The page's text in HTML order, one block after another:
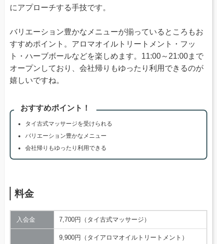
にアプローチする手技です。
バリエーション豊かなメニューが揃っているところもお
すすめポイント。アロマオイルトリートメント・フッ
ト・ハーブボールなどを楽しめます。11:00～21:00まで
オープンしており、会社帰りもゆったり利用できるのが
嬉しいですね。
おすすめポイント！
タイ古式マッサージを受けられる
バリエーション豊かなメニュー
会社帰りもゆったり利用できる
料金
入会金 7,700円（タイ古式マッサージ）
9,900円（タイアロマオイルトリートメント）